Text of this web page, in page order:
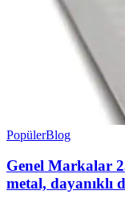
PopülerBlog
Genel Markalar
metal, dayanıklı